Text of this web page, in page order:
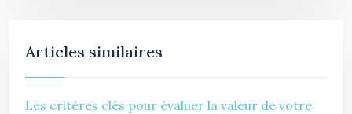
Articles similaires
Les critères clés pour évaluer la valeur de votre